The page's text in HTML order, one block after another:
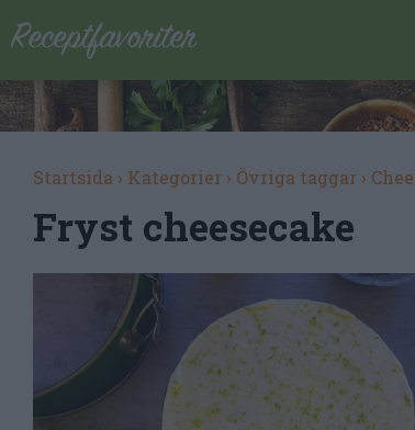
Startsida › Kategorier › Övriga taggar ›
Fryst cheesecake